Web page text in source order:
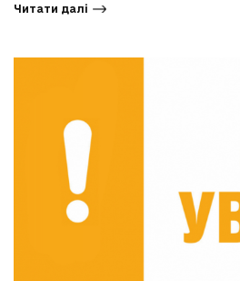
Читати далі